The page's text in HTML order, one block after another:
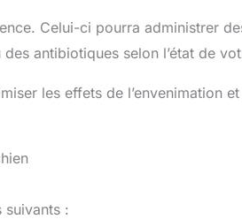
Celui-ci pourra administrer
antibiotiques selon l’état de
les effets de l’envenimation
suivants :